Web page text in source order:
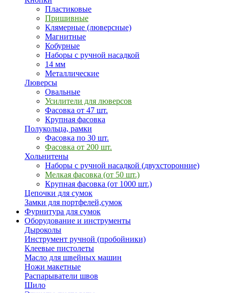
Пластиковые
Пришивные
Клямерные (люверсные)
Магнитные
Кобурные
Наборы с ручной насадкой
14 мм
Металлические
Люверсы
Овальные
Усилители для люверсов
Фасовка от 47 шт.
Крупная фасовка
Полукольца, рамки
Фасовка по 30 шт.
Фасовка от 200 шт.
Хольнитены
Наборы с ручной насадкой (двухсторонние)
Мелкая фасовка (от 50 шт.)
Крупная фасовка (от 1000 шт.)
Цепочки для сумок
Замки для портфелей,сумок
Фурнитура для сумок
Оборудование и инструменты
Дыроколы
Инструмент ручной (пробойники)
Клеевые пистолеты
Масло для швейных машин
Ножи макетные
Распарыватели швов
Шило